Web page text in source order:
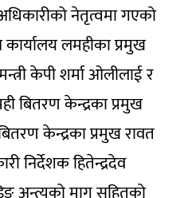
नेतृत्वमा गएको
लमहीका प्रमुख
केपी शर्मा ओलीलाई र
बितरण केन्द्रका प्रमुख
केन्द्रका प्रमुख रावत
निर्देशक हितेन्द्रदेव